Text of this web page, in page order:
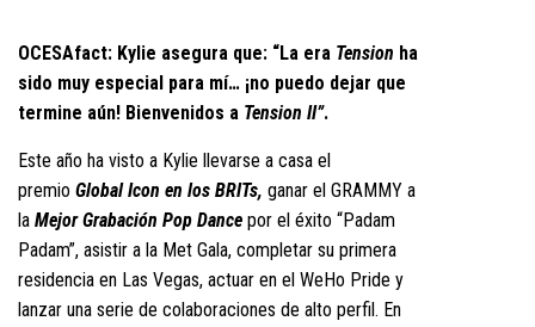
OCESAfact: Kylie asegura que: “La era Tension ha
sido muy especial para mí… ¡no puedo dejar que
termine aún! Bienvenidos a Tension II”.
Este año ha visto a Kylie llevarse a casa el
premio Global Icon en los BRITs, ganar el GRAMMY a
la Mejor Grabación Pop Dance por el éxito “Padam
Padam”, asistir a la Met Gala, completar su primera
residencia en Las Vegas, actuar en el WeHo Pride y
lanzar una serie de colaboraciones de alto perfil. En